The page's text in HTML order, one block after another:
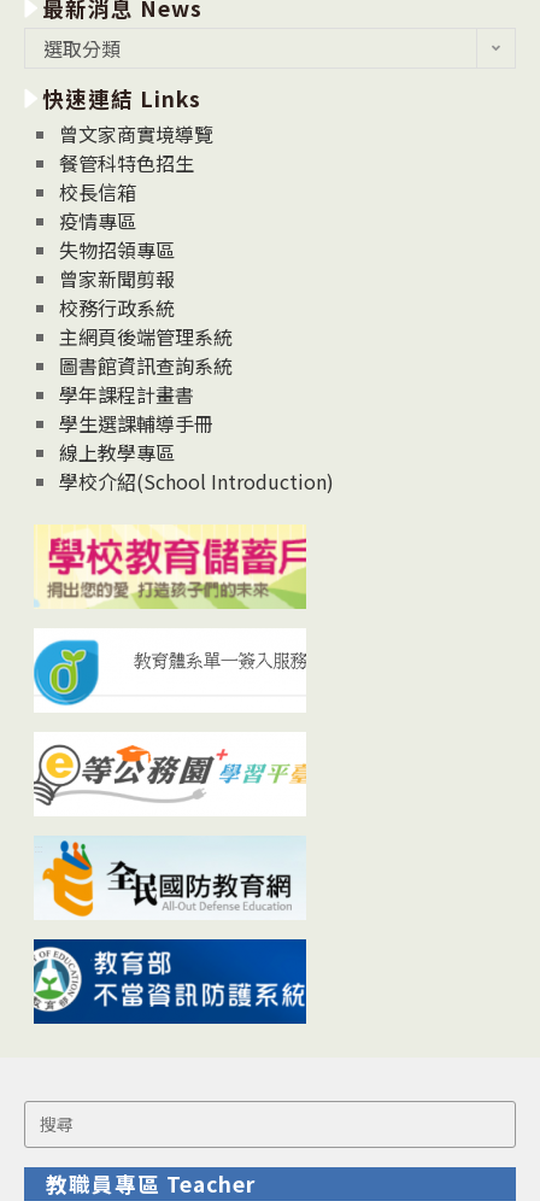
最新消息 News
消
息
News
選取分類
快速連結 Links
曾文家商實境導覽
餐管科特色招生
校長信箱
疫情專區
失物招領專區
曾家新聞剪報
校務行政系統
主網頁後端管理系統
圖書館資訊查詢系統
學年課程計畫書
學生選課輔導手冊
線上教學專區
學校介紹(School Introduction)
Search
for:
教職員專區 Teacher